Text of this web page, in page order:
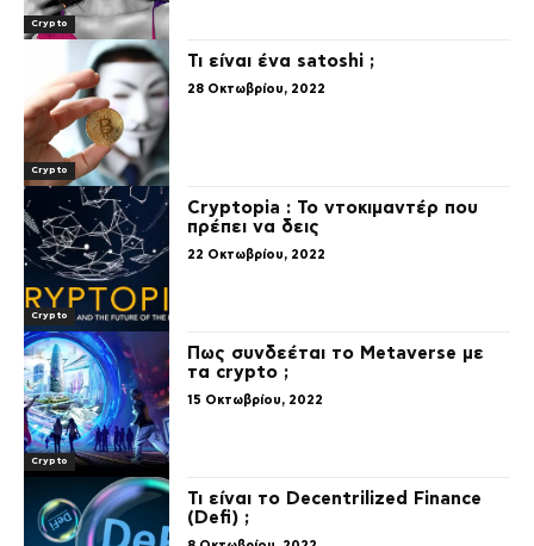
Crypto
Crypto
Τι είναι ένα satoshi ;
28 Οκτωβρίου, 2022
Crypto
Cryptopia : Το ντοκιμαντέρ που
πρέπει να δεις
22 Οκτωβρίου, 2022
Crypto
Πως συνδεέται το Metaverse με
τα crypto ;
15 Οκτωβρίου, 2022
Τι είναι τo Decentrilized Finance
(Defi) ;